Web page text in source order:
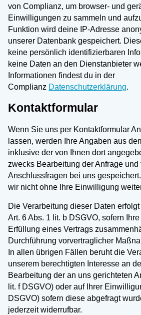
von Complianz, um browser- und
Einwilligungen zu sammeln und
Funktion wird deine IP-Adresse
unserer Datenbank gespeichert.
keine persönlich identifizierbaren
keine Daten an den Dienstanbieter
Informationen findest du in der
Complianz Datenschutzerklärung.
Kontaktformular
Wenn Sie uns per Kontaktformular
lassen, werden Ihre Angaben aus
inklusive der von Ihnen dort
zwecks Bearbeitung der Anfrage und
Anschlussfragen bei uns
wir nicht ohne Ihre Einwilligung
Die Verarbeitung dieser Daten
Art. 6 Abs. 1 lit. b DSGVO, sofern
Erfüllung eines Vertrags
Durchführung vorvertraglicher
In allen übrigen Fällen beruht die
unserem berechtigten Interesse an
Bearbeitung der an uns gerichteten
lit. f DSGVO) oder auf Ihrer
DSGVO) sofern diese abgefragt
jederzeit widerrufbar.